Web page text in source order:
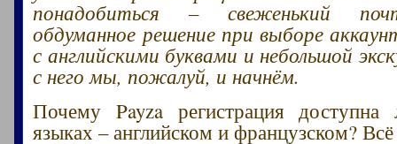
понадобиться – свеженький
обдуманное решение при выборе
с английскими буквами и небольшой
с него мы, пожалуй, и начнём.
Почему Payza регистрация
языках – английском и французском?